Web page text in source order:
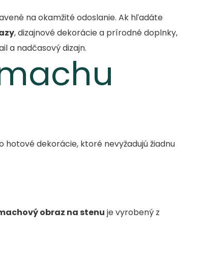
na okamžité odoslanie. Ak hľadáte
, dizajnové dekorácie a prírodné doplnky,
a nadčasový dizajn.
hotové dekorácie, ktoré nevyžadujú žiadnu
obraz na stenu je vyrobený z